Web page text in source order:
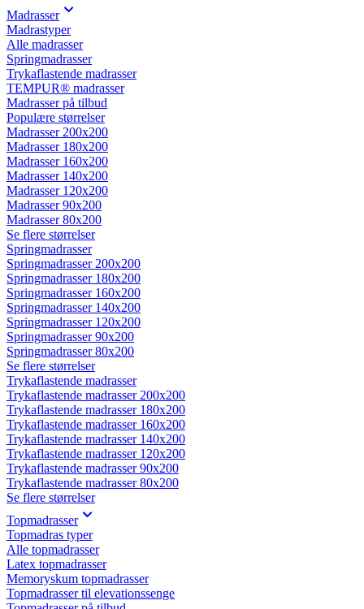
Madrasser
Madrastyper
Alle madrasser
Springmadrasser
Trykaflastende madrasser
TEMPUR® madrasser
Madrasser på tilbud
Populære størrelser
Madrasser 200x200
Madrasser 180x200
Madrasser 160x200
Madrasser 140x200
Madrasser 120x200
Madrasser 90x200
Madrasser 80x200
Se flere størrelser
Springmadrasser
Springmadrasser 200x200
Springmadrasser 180x200
Springmadrasser 160x200
Springmadrasser 140x200
Springmadrasser 120x200
Springmadrasser 90x200
Springmadrasser 80x200
Se flere størrelser
Trykaflastende madrasser
Trykaflastende madrasser 200x200
Trykaflastende madrasser 180x200
Trykaflastende madrasser 160x200
Trykaflastende madrasser 140x200
Trykaflastende madrasser 120x200
Trykaflastende madrasser 90x200
Trykaflastende madrasser 80x200
Se flere størrelser
Topmadrasser
Topmadras typer
Alle topmadrasser
Latex topmadrasser
Memoryskum topmadrasser
Topmadrasser til elevationssenge